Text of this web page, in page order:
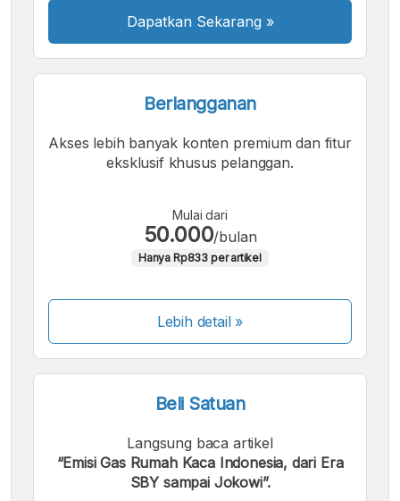
Dapatkan Sekarang »
Berlangganan
Akses lebih banyak konten premium dan fitur
eksklusif khusus pelanggan.
Mulai dari
50.000/bulan
Hanya Rp833 per artikel
Lebih detail »
Beli Satuan
Langsung baca artikel
“Emisi Gas Rumah Kaca Indonesia, dari Era
SBY sampai Jokowi”.